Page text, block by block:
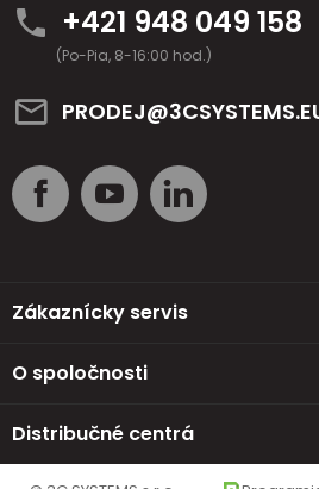
+421 948 049 158
(Po-Pia, 8-16:00 hod.)
Zákaznícky servis
O spoločnosti
Distribučné centrá